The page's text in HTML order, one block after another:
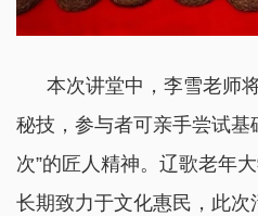
本次讲堂中，李雪老师
秘技，参与者可亲手尝试基
次”的匠人精神。辽歌老年
长期致力于文化惠民，此次